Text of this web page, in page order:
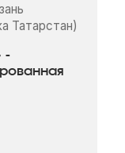
-
Татарстан)